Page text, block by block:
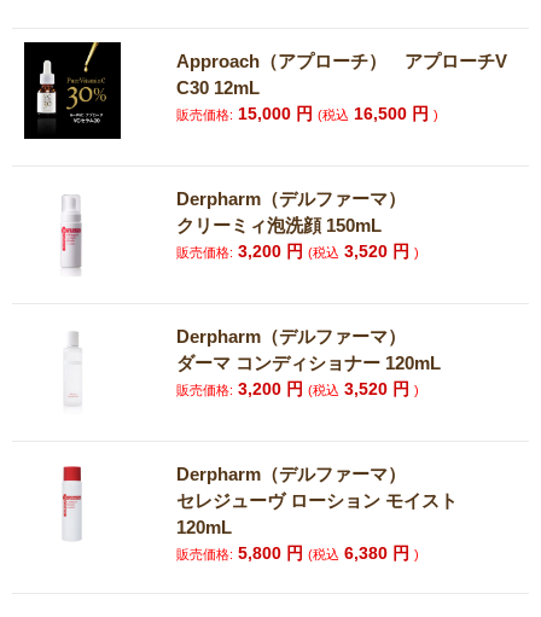
Approach（アプローチ） アプローチV
C30 12mL
販売価格: 15,000 円(税込 16,500 円)
Derpharm（デルファーマ）
クリーミィ泡洗顔 150mL
販売価格: 3,200 円(税込 3,520 円)
Derpharm（デルファーマ）
ダーマ コンディショナー 120mL
販売価格: 3,200 円(税込 3,520 円)
Derpharm（デルファーマ）
セレジューヴ ローション モイスト
120mL
販売価格: 5,800 円(税込 6,380 円)